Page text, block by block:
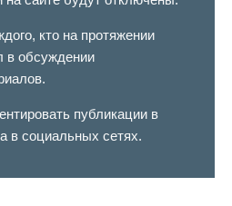
кто на протяжении
в обсуждении
публикации в
в социальных сетях.